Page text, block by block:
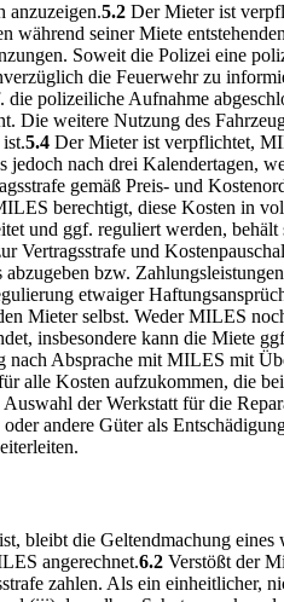
anzuzeigen.5.2 Der Mieter ist
während seiner Miete
Soweit die Polizei eine
die Feuerwehr zu
polizeiliche Aufnahme
Die weitere Nutzung des
5.4 Der Mieter ist verpflichtet,
jedoch nach drei Kalendertagen,
gemäß Preis- und
berechtigt, diese Kosten in
und ggf. reguliert werden,
Vertragsstrafe und
bzw.
etwaiger
Mieter selbst. Weder MILES
insbesondere kann die Miete
nach Absprache mit MILES mit
alle Kosten aufzukommen, die
der Werkstatt für die
andere Güter als
bleibt die Geltendmachung eines
angerechnet.6.2 Verstößt der
zahlen. Als ein einheitlicher,